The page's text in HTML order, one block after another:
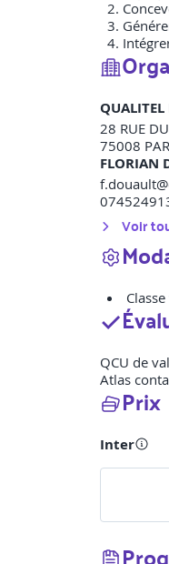
28 RUE
75008
FLORIAN
Voir
QCU de
Atlas
Prix
Inter